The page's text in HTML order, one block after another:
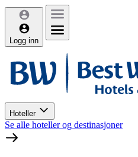
Logg inn
Hoteller
Se alle hoteller og destinasjoner